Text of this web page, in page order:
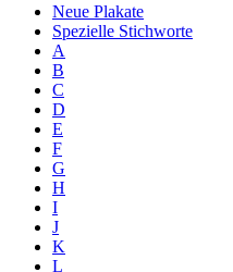
Neue Plakate
Spezielle Stichworte
A
B
C
D
E
F
G
H
I
J
K
L